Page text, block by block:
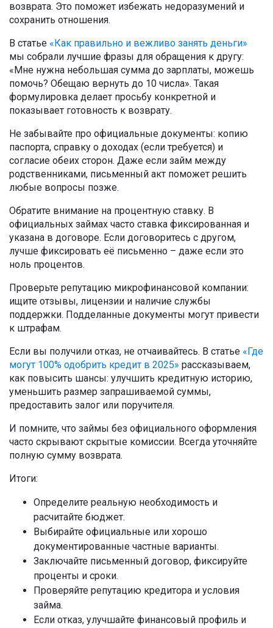
возврата. Это поможет избежать недоразумений и
сохранить отношения.
В статье «Как правильно и вежливо занять деньги»
мы собрали лучшие фразы для обращения к другу:
«Мне нужна небольшая сумма до зарплаты, можешь
помочь? Обещаю вернуть до 10 числа». Такая
формулировка делает просьбу конкретной и
показывает готовность к возврату.
Не забывайте про официальные документы: копию
паспорта, справку о доходах (если требуется) и
согласие обеих сторон. Даже если займ между
родственниками, письменный акт поможет решить
любые вопросы позже.
Обратите внимание на процентную ставку. В
официальных займах часто ставка фиксированная и
указана в договоре. Если договоритесь с другом,
лучше фиксировать её письменно – даже если это
ноль процентов.
Проверьте репутацию микрофинансовой компании:
ищите отзывы, лицензии и наличие службы
поддержки. Подделанные документы могут привести
к штрафам.
Если вы получили отказ, не отчаивайтесь. В статье «Где
могут 100% одобрить кредит в 2025» рассказываем,
как повысить шансы: улучшить кредитную историю,
уменьшить размер запрашиваемой суммы,
предоставить залог или поручителя.
И помните, что займы без официального оформления
часто скрывают скрытые комиссии. Всегда уточняйте
полную сумму возврата.
Итоги:
Определите реальную необходимость и
расчитайте бюджет.
Выбирайте официальные или хорошо
документированные частные варианты.
Заключайте письменный договор, фиксируйте
проценты и сроки.
Проверяйте репутацию кредитора и условия
займа.
Если отказ, улучшайте финансовый профиль и